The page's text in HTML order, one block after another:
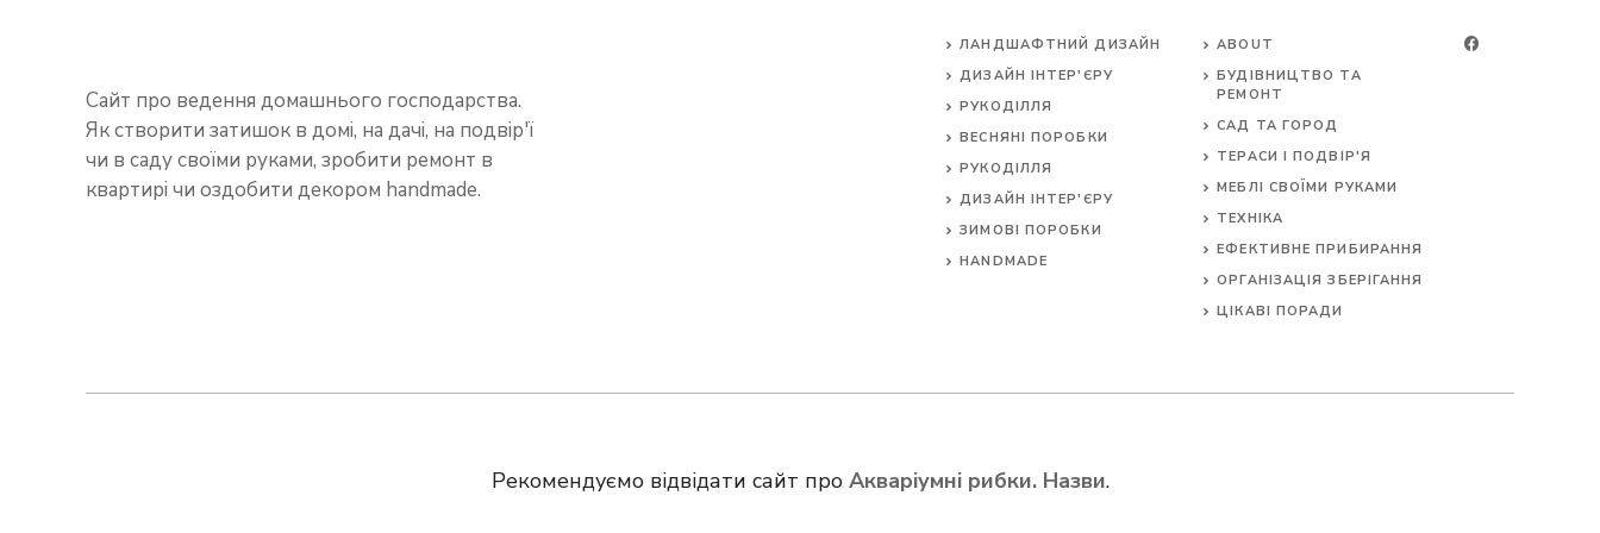
Сайт про ведення домашнього господарства.
Як створити затишок в домі, на дачі, на подвір'ї
чи в саду своїми руками, зробити ремонт в
квартирі чи оздобити декором handmade.
ЛАНДШАФТНИЙ ДИЗАЙН
ДИЗАЙН ІНТЕР'ЄРУ
РУКОДІЛЛЯ
ВЕСНЯНІ ПОРОБКИ
РУКОДІЛЛЯ
ДИЗАЙН ІНТЕР'ЄРУ
ЗИМОВІ ПОРОБКИ
HANDMADE
ABOUT
БУДІВНИЦТВО ТА
РЕМОНТ
САД ТА ГОРОД
ТЕРАСИ І ПОДВІР'Я
МЕБЛІ СВОЇМИ РУКАМИ
ТЕХНІКА
ЕФЕКТИВНЕ ПРИБИРАННЯ
ОРГАНІЗАЦІЯ ЗБЕРІГАННЯ
ЦІКАВІ ПОРАДИ
Рекомендуємо відвідати сайт про Акваріумні рибки. Назви.